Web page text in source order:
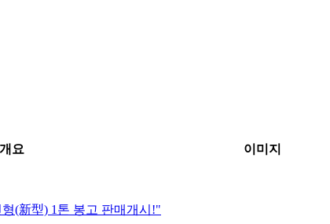
요 이미지
(新型) 1톤 봉고 판매개시!"